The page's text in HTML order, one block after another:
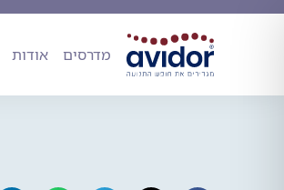
מדרסים אודות
מדרסים